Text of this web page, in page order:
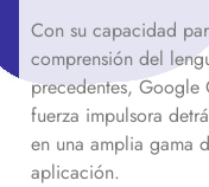
Con su capacidad
comprensión del
precedentes, Google
fuerza impulsora
en una amplia gama
aplicación.